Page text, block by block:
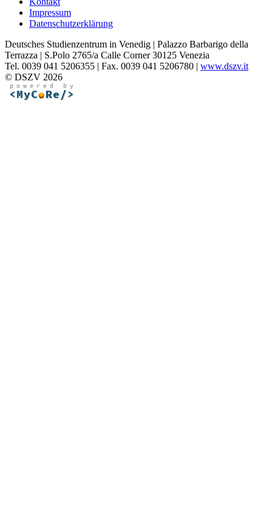
Impressum
Datenschutzerklärung
Deutsches Studienzentrum in Venedig | Palazzo Barbarigo della
Terrazza | S.Polo 2765/a Calle Corner 30125 Venezia
Tel. 0039 041 5206355 | Fax. 0039 041 5206780 | www.dszv.it
© DSZV 2026